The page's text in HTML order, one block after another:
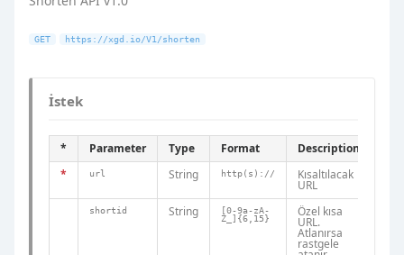
GET https://xgd.io/V1/shorten
İstek
* Parameter Type Format Description
*
url String http(s):// Kısaltılacak
URL
shortid String
[0-9a-zA-
Z_]{6,15}
Özel kısa
URL.
Atlanırsa
rastgele